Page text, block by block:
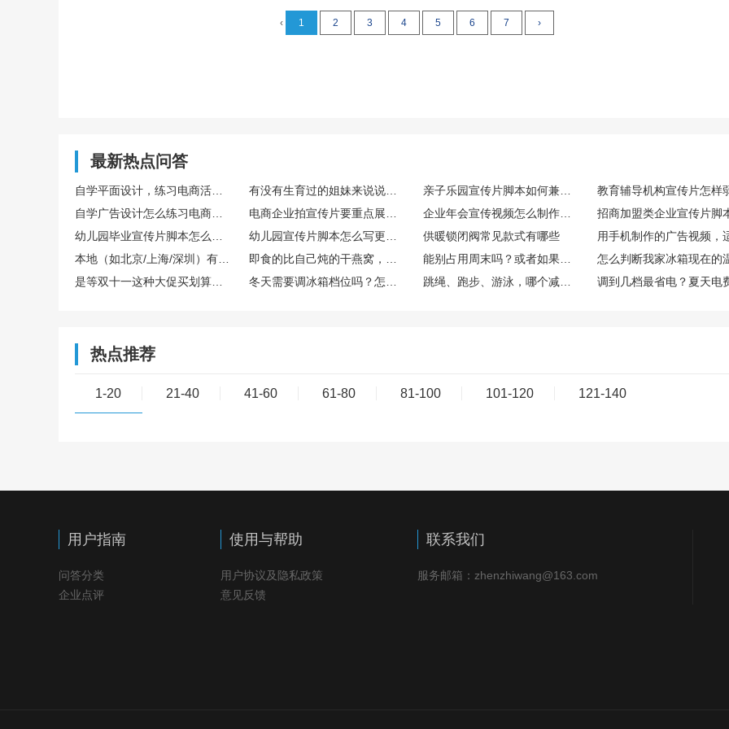
‹ 1 2 3 4 5 6 7 ›
最新热点问答
供暖锁闭阀常见款式有哪些
热点推荐
1-20 21-40 41-60 61-80 81-100 101-120 121-140
用户指南
问答分类
企业点评
使用与帮助
用户协议及隐私政策
意见反馈
联系我们
服务邮箱：zhenzhiwang@163.com